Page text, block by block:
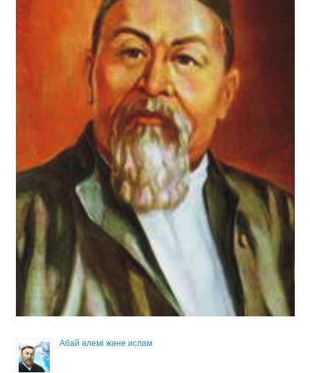
Абай әлемі және ислам